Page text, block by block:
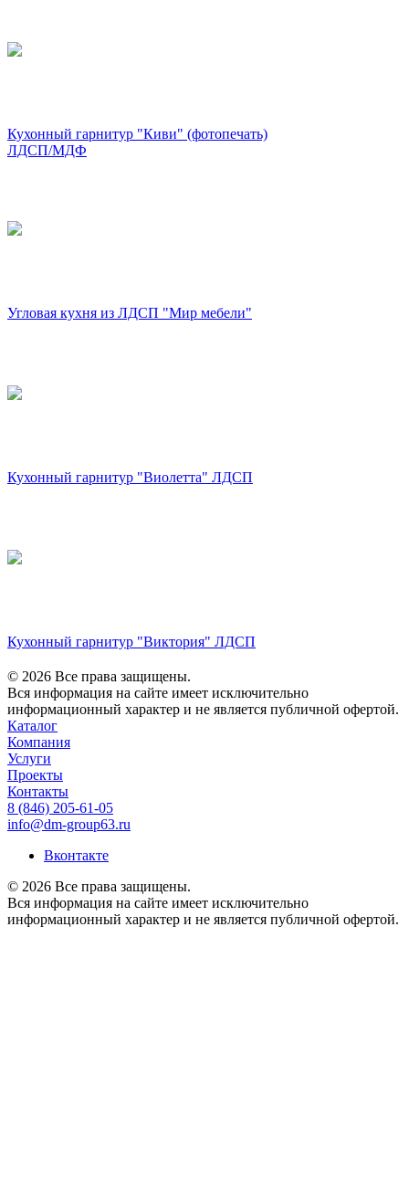
Кухонный гарнитур "Киви" (фотопечать)
ЛДСП/МДФ
Угловая кухня из ЛДСП "Мир мебели"
Кухонный гарнитур "Виолетта" ЛДСП
Кухонный гарнитур "Виктория" ЛДСП
© 2026 Все права защищены.
Вся информация на сайте имеет исключительно
информационный характер и не является публичной офертой.
Каталог
Компания
Услуги
Проекты
Контакты
8 (846) 205-61-05
info@dm-group63.ru
Вконтакте
© 2026 Все права защищены.
Вся информация на сайте имеет исключительно
информационный характер и не является публичной офертой.